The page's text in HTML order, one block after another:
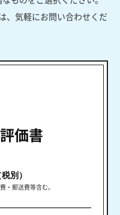
、気軽にお問い合わせくだ
価書
別）
・郵送費等含む。